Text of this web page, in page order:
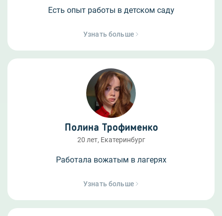
Есть опыт работы в детском саду
Узнать больше
Полина Трофименко
20 лет, Екатеринбург
Работала вожатым в лагерях
Узнать больше